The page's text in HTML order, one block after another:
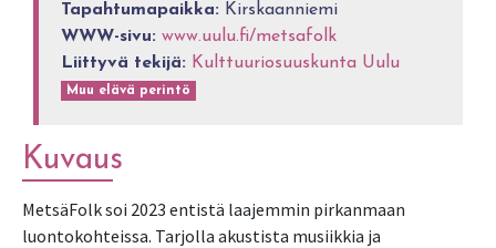
Tapahtumapaikka: Kirskaanniemi
WWW-sivu: www.uulu.fi/metsafolk
Liittyvä tekijä: Kulttuuriosuuskunta Uulu
Muu elävä perintö
Kuvaus
MetsäFolk soi 2023 entistä laajemmin pirkanmaan
luontokohteissa. Tarjolla akustista musiikkia ja